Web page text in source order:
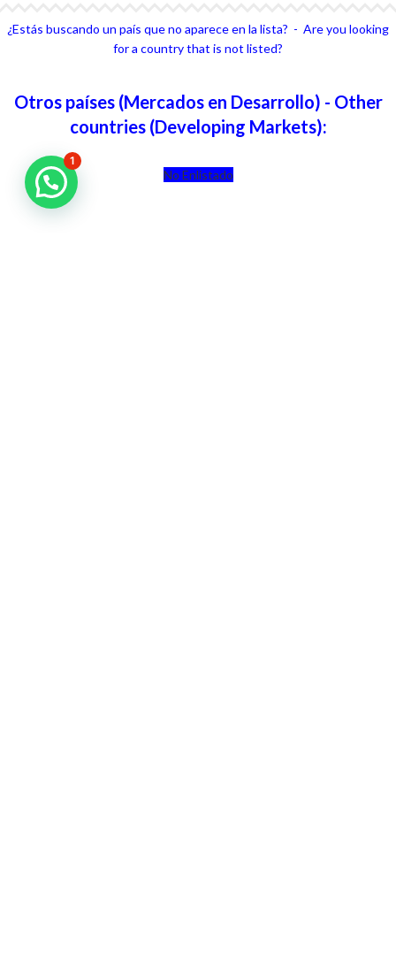
¿Estás buscando un país que no aparece en la lista? - Are you looking
for a country that is not listed?
Otros países (Mercados en Desarrollo) - Other
countries (Developing Markets):
No Enlistado
1